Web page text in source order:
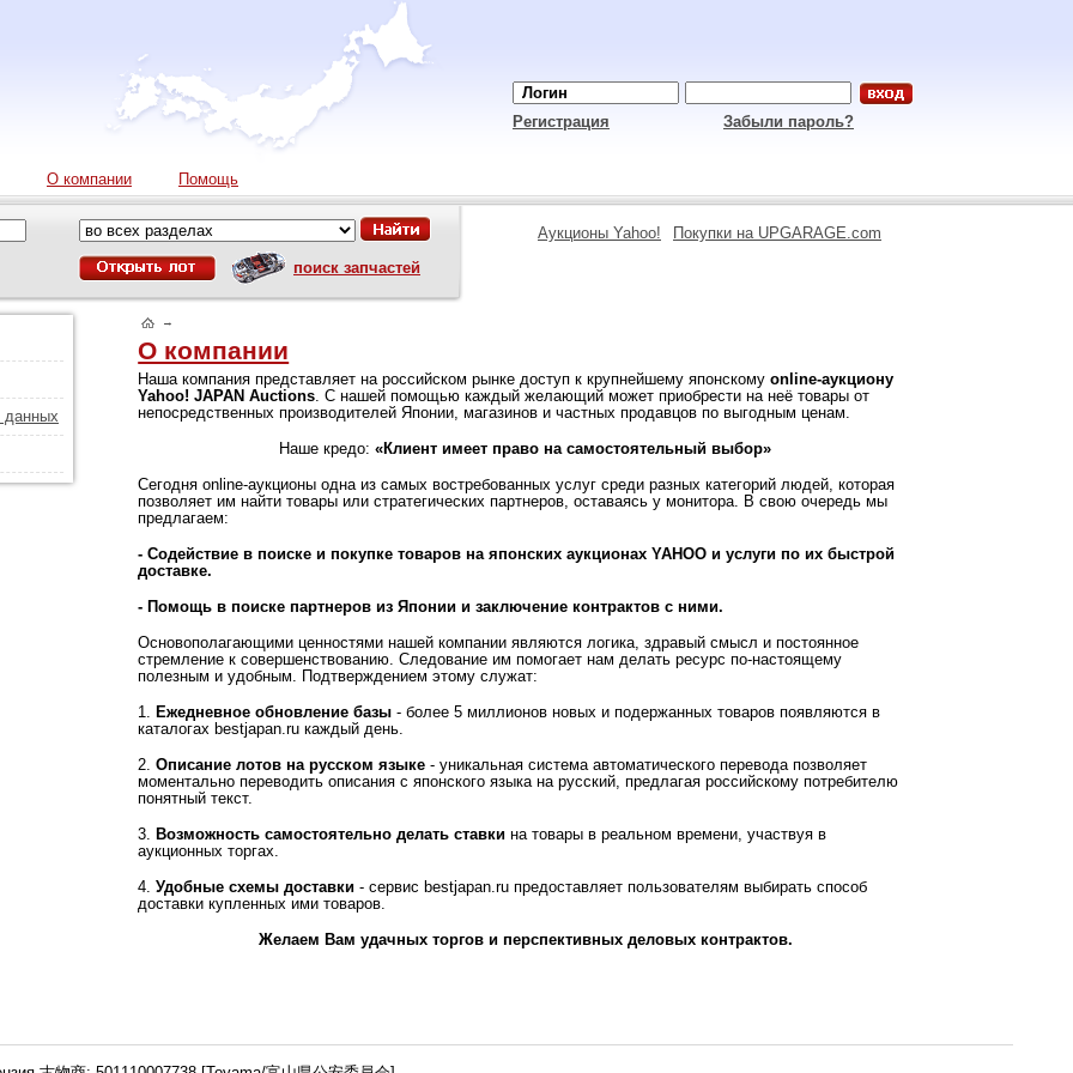
Регистрация Забыли пароль?
О компании Помощь
поиск запчастей
Аукционы Yahoo! Покупки на UPGARAGE.com
данных
→
О компании
Наша компания представляет на российском рынке доступ к крупнейшему японскомуonline-аукциону
Yahoo! JAPAN Auctions. С нашей помощью каждый желающий может приобрести на неё товары от
непосредственных производителей Японии, магазинов и частных продавцов по выгодным ценам.
Наше кредо:«Клиент имеет право на самостоятельный выбор»
Сегодня online-аукционы одна из самых востребованных услуг среди разных категорий людей, которая
позволяет им найти товары или стратегических партнеров, оставаясь у монитора. В свою очередь мы
предлагаем:
- Содействие в поиске и покупке товаров на японских аукционах YAHOO и услуги по их быстрой
доставке.
- Помощь в поиске партнеров из Японии и заключение контрактов с ними.
Основополагающими ценностями нашей компании являются логика, здравый смысл и постоянное
стремление к совершенствованию. Следование им помогает нам делать ресурс по-настоящему
полезным и удобным. Подтверждением этому служат:
1. Ежедневное обновление базы - более 5 миллионов новых и подержанных товаров появляются в
каталогах bestjapan.ru каждый день.
2.Описание лотов на русском языке - уникальная система автоматического перевода позволяет
моментально переводить описания с японского языка на русский, предлагая российскому потребителю
понятный текст.
3. Возможность самостоятельно делать ставки на товары в реальном времени, участвуя в
аукционных торгах.
4.Удобные схемы доставки - сервис bestjapan.ru предоставляет пользователям выбирать способ
доставки купленных ими товаров.
Желаем Вам удачных торгов и перспективных деловых контрактов.